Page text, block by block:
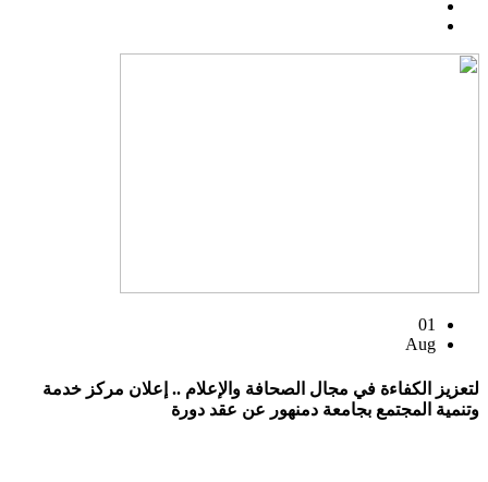
01
Aug
لتعزيز الكفاءة في مجال الصحافة والإعلام .. إعلان مركز خدمة
وتنمية المجتمع بجامعة دمنهور عن عقد دورة